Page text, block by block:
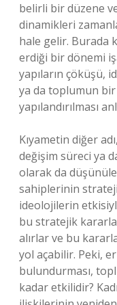
belirli bir düzene
dinamikleri
hale gelir. Burada
erdiği bir dönemi
yapıların çöküşü,
ya da toplumun
yapılandırılması
Kıyametin diğer
değişim süreci ya
olarak da
sahiplerinin
ideolojilerin
bu stratejik
alırlar ve bu
yol açabilir. Peki,
bulundurması,
kadar etkilidir?